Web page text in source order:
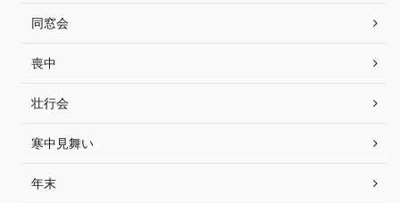
同窓会
喪中
壮行会
寒中見舞い
年末